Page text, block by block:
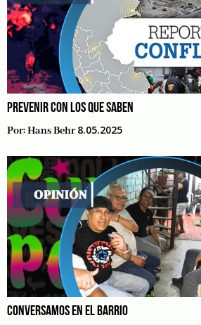
PREVENIR CON LOS QUE SABEN
Por:Hans Behr 8.05.2025
CONVERSAMOS EN EL BARRIO